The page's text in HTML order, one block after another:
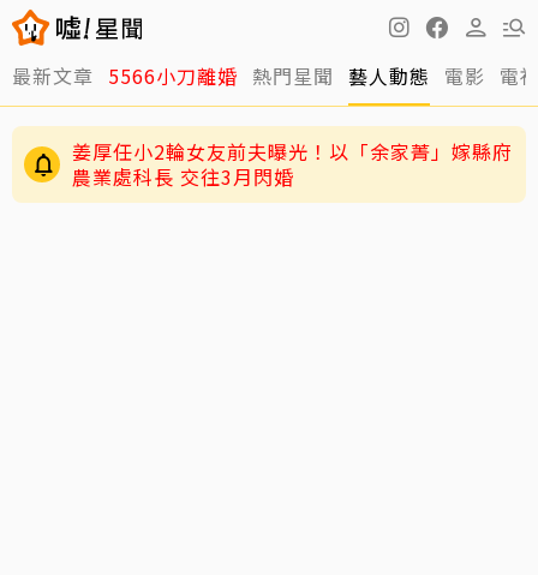
最新文章 5566小刀離婚 熱門星聞 藝人動態 電影 電
姜厚任小2輪女友前夫曝光！以「余家菁」嫁縣府
農業處科長 交往3月閃婚